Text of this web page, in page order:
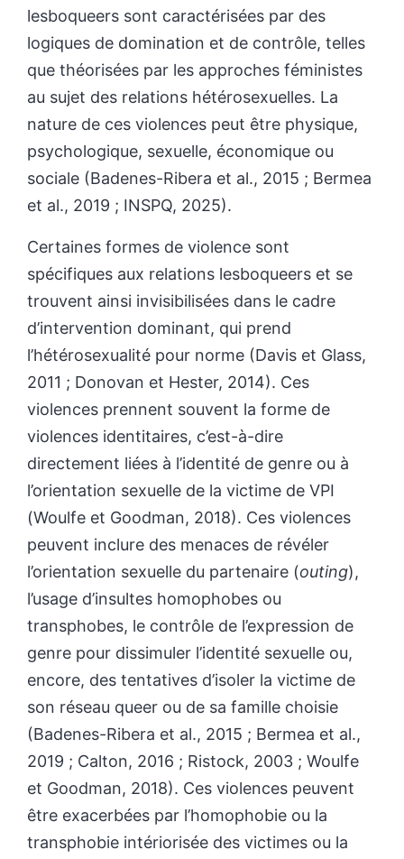
lesboqueers sont caractérisées par des
logiques de domination et de contrôle, telles
que théorisées par les approches féministes
au sujet des relations hétérosexuelles. La
nature de ces violences peut être physique,
psychologique, sexuelle, économique ou
sociale (Badenes-Ribera et al., 2015 ; Bermea
et al., 2019 ; INSPQ, 2025).
Certaines formes de violence sont
spécifiques aux relations lesboqueers et se
trouvent ainsi invisibilisées dans le cadre
d’intervention dominant, qui prend
l’hétérosexualité pour norme (Davis et Glass,
2011 ; Donovan et Hester, 2014). Ces
violences prennent souvent la forme de
violences identitaires, c’est-à-dire
directement liées à l’identité de genre ou à
l’orientation sexuelle de la victime de VPI
(Woulfe et Goodman, 2018). Ces violences
peuvent inclure des menaces de révéler
l’orientation sexuelle du partenaire (outing),
l’usage d’insultes homophobes ou
transphobes, le contrôle de l’expression de
genre pour dissimuler l’identité sexuelle ou,
encore, des tentatives d’isoler la victime de
son réseau queer ou de sa famille choisie
(Badenes-Ribera et al., 2015 ; Bermea et al.,
2019 ; Calton, 2016 ; Ristock, 2003 ; Woulfe
et Goodman, 2018). Ces violences peuvent
être exacerbées par l’homophobie ou la
transphobie intériorisée des victimes ou la